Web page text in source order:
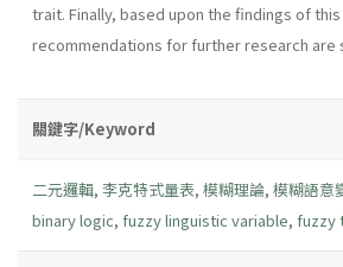
trait. Finally, based upon the findings of
recommendations for further research are
關鍵字/Keyword
二元邏輯, 李克特式量表, 模糊理論, 模糊語意
binary logic, fuzzy linguistic variable, fuzzy